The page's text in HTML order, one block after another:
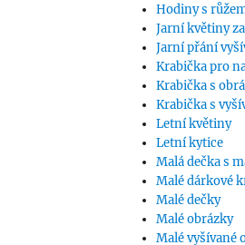
Hodiny s
Jarní květiny
Jarní přání
Krabička pro
Krabička s
Krabička s
Letní květiny
Letní kytice
Malá dečka s
Malé dárkové
Malé dečky
Malé obrázky
Malé vyšívané